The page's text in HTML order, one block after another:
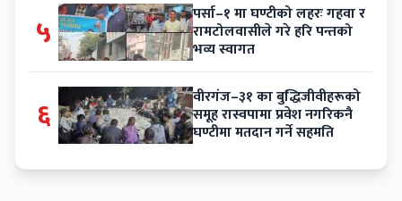
५ पर्सा–१ मा घण्टीको लहरः गहवा र
रामटोलवासीले गरे हरि पन्तको
भव्य स्वागत
६ वीरगंज–३१ का बुद्धिजीवीहरूको
समूह रास्वपामा प्रवेश नगरिकनै
घण्टीमा मतदान गर्ने सहमति